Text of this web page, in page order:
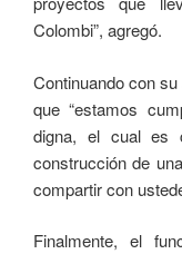
Colombi”, agregó.
Continuando con
que “estamos
digna, el cual es
construcción de
compartir con
Finalmente, el